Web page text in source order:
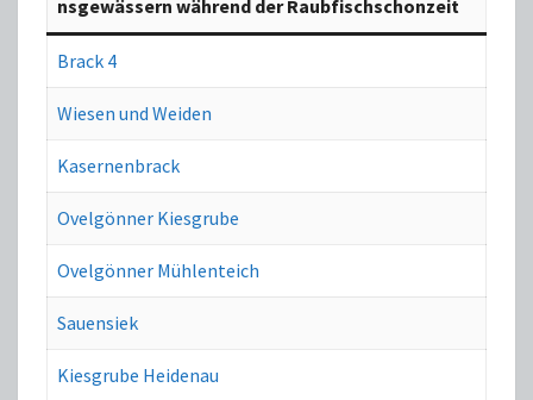
nsgewässern während der Raubfischschonzeit
Brack 4
Wiesen und Weiden
Kasernenbrack
Ovelgönner Kiesgrube
Ovelgönner Mühlenteich
Sauensiek
Kiesgrube Heidenau